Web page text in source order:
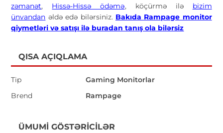
zəmanət, Hissə-Hissə ödəmə, köçürmə ilə bizim
ünvandan əldə edə bilərsiniz. Bakıda Rampage monitor
qiymetləri və satışı ilə buradan tanış ola bilərsiz
QISA AÇIQLAMA
Tip
Gaming Monitorlar
Brend
Rampage
ÜMUMI GÖSTƏRICILƏR